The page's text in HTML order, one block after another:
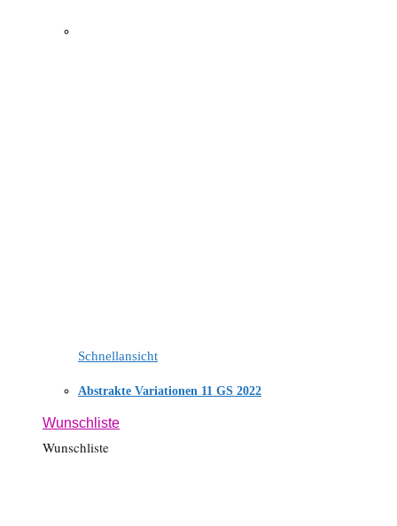
Schnellansicht
Abstrakte Variationen 11 GS 2022
Wunschliste
Wunschliste